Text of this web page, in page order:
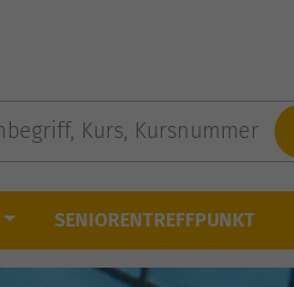
SENIORENTREFFPUNKT